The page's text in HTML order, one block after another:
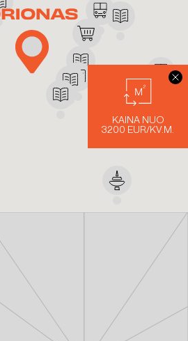
KAINA NUO
3200 EUR/KV.M.